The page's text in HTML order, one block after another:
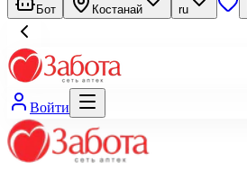
Бот Костанай ru
Войти